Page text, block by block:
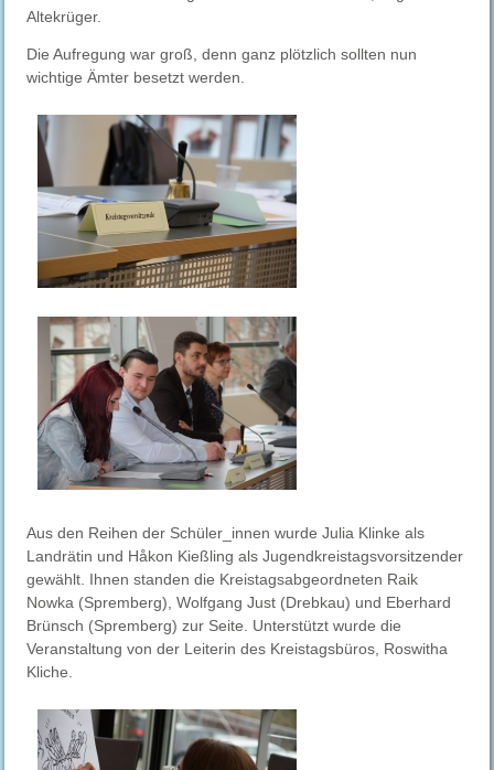
Altekrüger.
Die Aufregung war groß, denn ganz plötzlich sollten nun
wichtige Ämter besetzt werden.
Aus den Reihen der Schüler_innen wurde Julia Klinke als
Landrätin und Håkon Kießling als Jugendkreistagsvorsitzender
gewählt. Ihnen standen die Kreistagsabgeordneten Raik
Nowka (Spremberg), Wolfgang Just (Drebkau) und Eberhard
Brünsch (Spremberg) zur Seite. Unterstützt wurde die
Veranstaltung von der Leiterin des Kreistagsbüros, Roswitha
Kliche.